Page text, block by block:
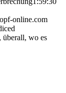
online.com
überall, wo es